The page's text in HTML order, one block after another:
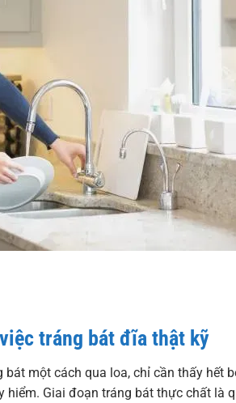
tráng bát đĩa thật kỹ
bát một cách qua loa, chỉ cần thấy
Giai đoạn tráng bát thực chất là